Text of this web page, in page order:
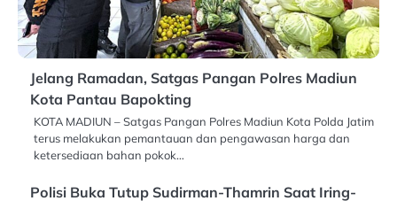
Jelang Ramadan, Satgas Pangan Polres Madiun
Kota Pantau Bapokting
KOTA MADIUN – Satgas Pangan Polres Madiun Kota Polda Jatim
terus melakukan pemantauan dan pengawasan harga dan
ketersediaan bahan pokok…
Polisi Buka Tutup Sudirman-Thamrin Saat Iring-